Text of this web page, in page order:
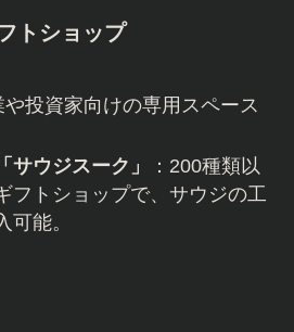
トショップ
や投資家向けの専用スペース
サウジスーク」
：200種類以
フトショップで、サウジの工
可能。